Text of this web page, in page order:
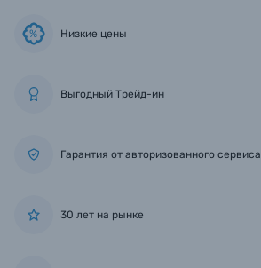
% Низкие цены
Выгодный Трейд-ин
Гарантия от авторизованного сервиса
30 лет на рынке